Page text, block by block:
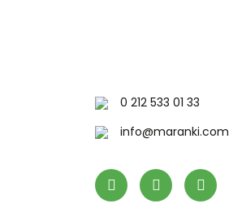
0 212 533 01 33
info@maranki.com